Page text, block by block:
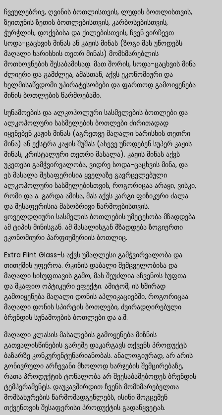
ჩვეულებრივ, ღვინის ბოთლისთვის, ლუდის ბოთლისთვის,
ზეითუნის ზეთის ბოთლებისთვის, კარბოსებისთვის,
ჭურჭლის, დოქებისა და ქილებისთვის, ჩვენ ვირჩევთ
სოდა-ცაცხვის მინას ან კაჟის მინას (ზოგი მას უწოდებს
მაღალი ხარისხის თეთრ მინას) მომხმარებლის
მოთხოვნების შესაბამისად. მათ შორის, სოდა-ცაცხვის მინა
ძლიერი და გამძლეა, ამასთან, აქვს ეკონომიური და
ხელმისაწვდომი უპირატესობები და ფართოდ გამოიყენება
მინის ბოთლების წარმოებაში.
სუნამოების და ალკოჰოლური სასმელების ბოთლები და
ალკოჰოლური სასმელების ბოთლები ძირითადად
იყენებენ კაჟის მინას (აგრეთვე მაღალი ხარისხის თეთრი
მინა) ან ექსტრა კაჟის შუშას (ასევე უწოდებენ სუპერ კაჟის
მინას, კრისტალური თეთრი მასალა). კაჟის მინას აქვს
უკეთესი გამჭვირვალობა, ვიდრე სოდა-ცაცხვის მინა, და
ეს მასალა შესაფერისია ყველაზე გავრცელებული
ალკოჰოლური სასმელებისთვის, როგორიცაა არაყი, ვისკი,
რომი და ა. გარდა ამისა, მას აქვს კარგი ფიზიკური ძალა
და შესაფერისია მასობრივი წარმოებისთვის.
ყოველდღიური სასმელის ბოთლების უმეტესობა მზადდება
ამ ტიპის მინისგან. ამ მასალისგან მზადდება ზოგიერთი
ეკონომიური პარფიუმერიის ბოთლიც.
Extra Flint Glass-ს აქვს უმაღლესი გამჭვირვალობა და
თითქმის უფეროა. რკინის დაბალი შემცველობისა და
მაღალი სისუფთავის გამო, მას შეუძლია აჩვენოს სუფთა
და მკაფიო ოპტიკური ეფექტი. ამიტომ, ის ხშირად
გამოიყენება მაღალი დონის აპლიკაციებში, როგორიცაა
მაღალი დონის სპირტის ბოთლები, ძვირადღირებული
ბრენდის სუნამოების ბოთლები და ა.შ.
მაღალი კლასის მასალების გამოყენება მიზნის
გათვალისწინების გარეშე დაკარგავს თქვენს პროდუქტს
ბაზარზე კონკურენტუნარიანობას. ანალოგიურად, არ არის
გონივრული არჩევანი მხოლოდ ხარჯების შემცირებაზე,
რათა პროდუქტის ტონალობა არ შეესაბამებოდეს ბრენდის
ტემპერამენტს. დაუკავშირდით ჩვენს მომხმარებელთა
მომსახურების წარმომადგენლებს, ისინი მოგცემენ
თქვენთვის შესაფერისი პროდუქტის გადაწყვეტას.